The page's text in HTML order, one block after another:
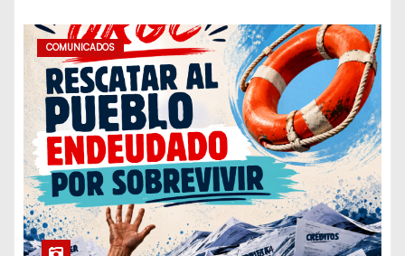
COMUNICADOS